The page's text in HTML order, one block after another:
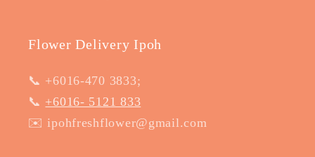
Flower Delivery Ipoh
📞 +6016-470 3833;
📞 +6016- 5121 833
✉️ ipohfreshflower@gmail.com